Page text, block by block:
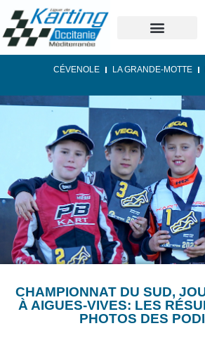
CÉVENOLE LA GRANDE-MOTTE
CHAMPIONNAT DU SUD,
À AIGUES-VIVES: LES
PHOTOS DES